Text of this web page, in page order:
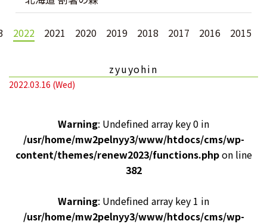
2022 2021 2020 2019 2018 2017 2016 2015
zyuyohin
2022.03.16 (Wed)
Warning: Undefined array key 0 in
/usr/home/mw2pelnyy3/www/htdocs/cms/wp-
content/themes/renew2023/functions.phpon line
382
Warning: Undefined array key 1 in
/usr/home/mw2pelnyy3/www/htdocs/cms/wp-